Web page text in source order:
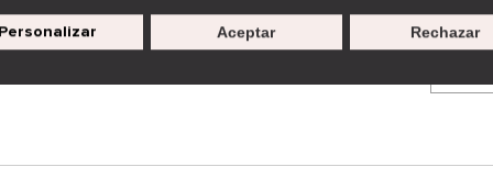
Personalizar Rechazar
Aceptar
provocar efectos adversos como irritación, inflamación o
provocar efectos adversos como irritación, inflamación o
Promociones exclusivas al